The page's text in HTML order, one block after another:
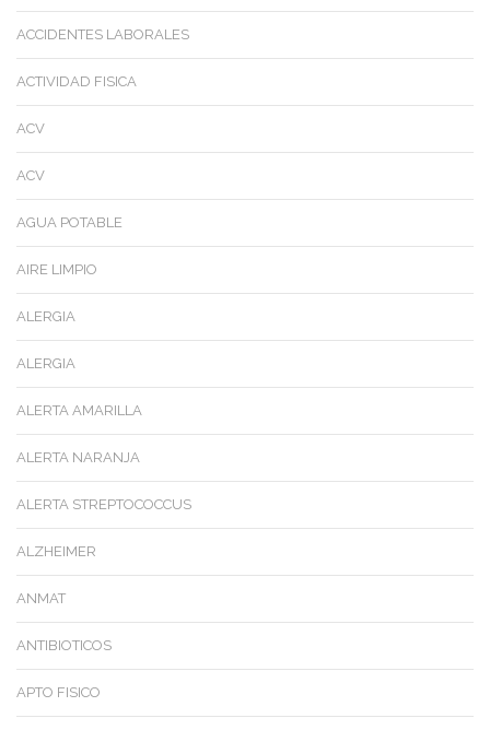
ACCIDENTES LABORALES
ACTIVIDAD FISICA
ACV
ACV
AGUA POTABLE
AIRE LIMPIO
ALERGIA
ALERGIA
ALERTA AMARILLA
ALERTA NARANJA
ALERTA STREPTOCOCCUS
ALZHEIMER
ANMAT
ANTIBIOTICOS
APTO FISICO